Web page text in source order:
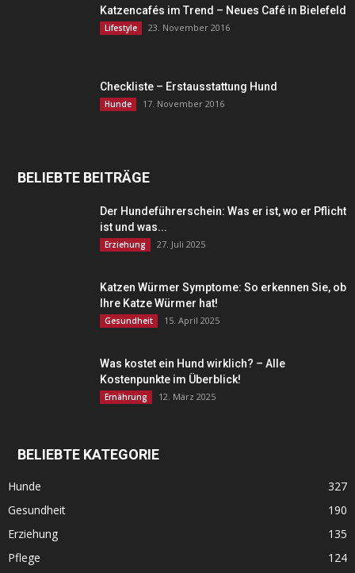
Katzencafés im Trend – Neues Café in Bielefeld
Lifestyle 23. November 2016
Checkliste – Erstausstattung Hund
Hunde 17. November 2016
BELIEBTE BEITRÄGE
Der Hundeführerschein: Was er ist, wo er Pflicht
ist und was...
Erziehung 27. Juli 2025
Katzen Würmer Symptome: So erkennen Sie, ob
Ihre Katze Würmer hat!
Gesundheit 15. April 2025
Was kostet ein Hund wirklich? – Alle
Kostenpunkte im Überblick!
Ernährung 12. März 2025
BELIEBTE KATEGORIE
Hunde
327
Gesundheit
190
Erziehung
135
Pflege
124